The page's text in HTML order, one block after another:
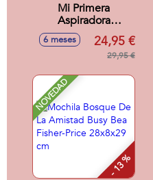
Mi Primera
Aspiradora
Multilenguaje
Fisher-Price Con 45
Canciones, Sonidos
6 meses 24,95 €
29,95 €
NOVEDAD
- 13 %